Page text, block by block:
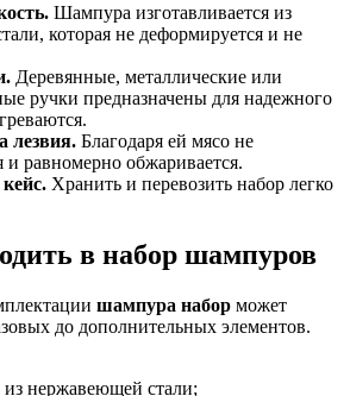
Шампура изготавливается из
которая не деформируется и не
Деревянные, металлические или
ручки предназначены для надежного
лезвия. Благодаря ей мясо не
и равномерно обжаривается.
Хранить и перевозить набор легко
в набор шампуров
шампура набор может
до дополнительных элементов.
нержавеющей стали;